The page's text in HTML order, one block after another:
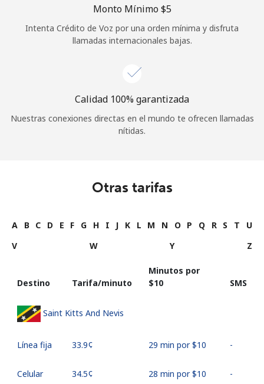
Monto Mínimo ⁦$5⁩
Intenta Crédito de Voz por una orden mínima y disfruta
llamadas internacionales bajas.
Calidad 100% garantizada
Nuestras conexiones directas en el mundo te ofrecen llamadas
nítidas.
Otras tarifas
A B C D E F G H I J K L M N O P Q R S T
U
V
W Y Z
Destino Tarifa/minuto
Minutos por
⁦$10⁩
SMS
Saint Kitts And Nevis
Línea fija ⁦33.9¢⁩ 29 min por ⁦$10⁩ -
Celular ⁦34.5¢⁩ 28 min por ⁦$10⁩ -